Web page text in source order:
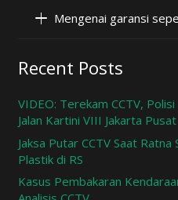
Mengenai garansi
Recent Posts
VIDEO: Terekam CCTV,
Jalan Kartini VIII Jakarta Pusat
Jaksa Putar CCTV Saat
Plastik di RS
Kasus Pembakaran